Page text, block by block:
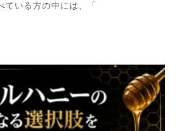
ている方の中には、「